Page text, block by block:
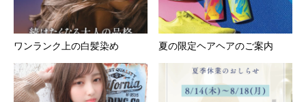
ワンランク上の白髪染め 夏の限定ヘアヘアのご案内